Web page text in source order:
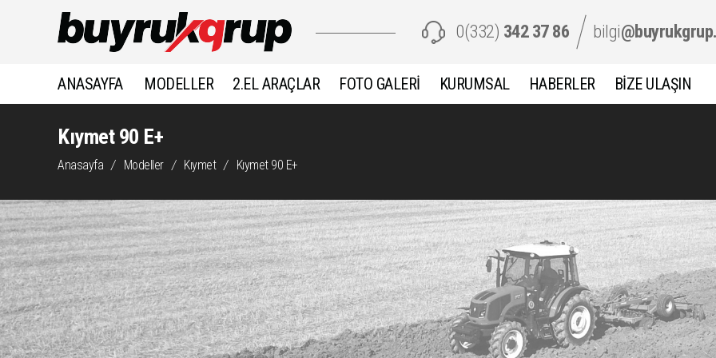
0(332) 342 37 86 bilgi
ANASAYFA MODELLER 2.EL ARAÇLAR FOTO GALERİ KURUMSAL HABERLER BİZE ULAŞIN
Kıymet 90 E+
Anasayfa / Modeller / Kıymet / Kıymet 90 E+